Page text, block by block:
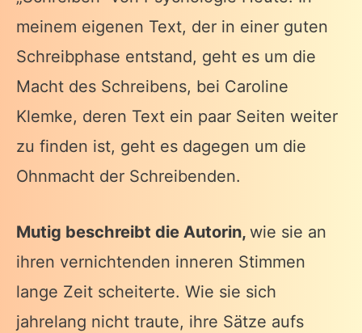
meinem eigenen Text, der in einer guten
Schreibphase entstand, geht es um die
Macht des Schreibens, bei Caroline
Klemke, deren Text ein paar Seiten weiter
zu finden ist, geht es dagegen um die
Ohnmacht der Schreibenden.
Mutig beschreibt die Autorin, wie sie an
ihren vernichtenden inneren Stimmen
lange Zeit scheiterte. Wie sie sich
jahrelang nicht traute, ihre Sätze aufs